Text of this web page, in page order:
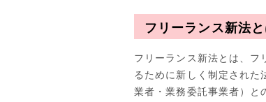
フリーランス新法
フリーランス新法とは、フ
るために新しく制定され
業者・業務委託事業者）と